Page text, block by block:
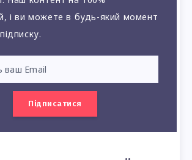
і ви можете в будь-який момент
Підписатися